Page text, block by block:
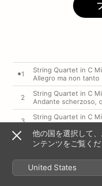
1
String Quartet in C
Allegro ma non tanto
2
String Quartet in C
Andante scherzoso,
3
String Quartet in C
Menuetto
String Quartet in C
Allegro
String Quartet in C-
Adagio ma non
他の国を選択して
ンテンツをご覧く
United States